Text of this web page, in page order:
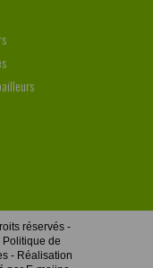
réservés -
Politique de
- Réalisation